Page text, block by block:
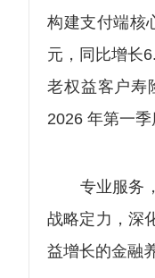
构建支付端核
元，同比增长
老权益客户寿
2026 年第一
专业服务，
战略定力，深
益增长的金融